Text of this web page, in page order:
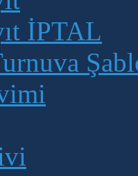
İPTAL